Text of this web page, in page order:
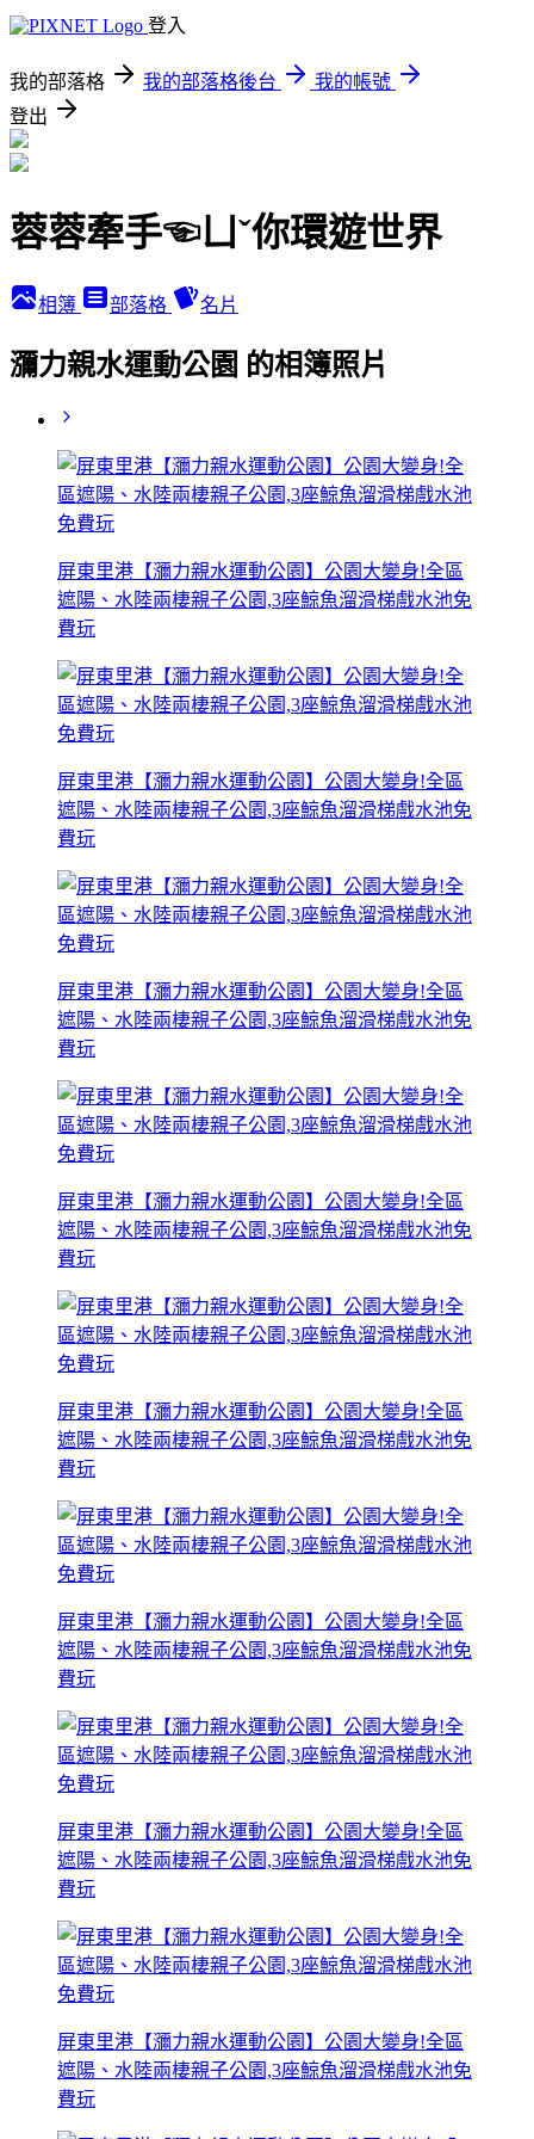
登入
我的部落格 我的部落格後台
我的帳號
登出
蓉蓉牽手☜ㄩˇ你環遊世界
相簿 部落格 名片
瀰力親水運動公園 的相簿照片
屏東里港【瀰力親水運動公園】公園大變身!全區
遮陽、水陸兩棲親子公園,3座鯨魚溜滑梯戲水池免
費玩
屏東里港【瀰力親水運動公園】公園大變身!全區
遮陽、水陸兩棲親子公園,3座鯨魚溜滑梯戲水池免
費玩
屏東里港【瀰力親水運動公園】公園大變身!全區
遮陽、水陸兩棲親子公園,3座鯨魚溜滑梯戲水池免
費玩
屏東里港【瀰力親水運動公園】公園大變身!全區
遮陽、水陸兩棲親子公園,3座鯨魚溜滑梯戲水池免
費玩
屏東里港【瀰力親水運動公園】公園大變身!全區
遮陽、水陸兩棲親子公園,3座鯨魚溜滑梯戲水池免
費玩
屏東里港【瀰力親水運動公園】公園大變身!全區
遮陽、水陸兩棲親子公園,3座鯨魚溜滑梯戲水池免
費玩
屏東里港【瀰力親水運動公園】公園大變身!全區
遮陽、水陸兩棲親子公園,3座鯨魚溜滑梯戲水池免
費玩
屏東里港【瀰力親水運動公園】公園大變身!全區
遮陽、水陸兩棲親子公園,3座鯨魚溜滑梯戲水池免
費玩